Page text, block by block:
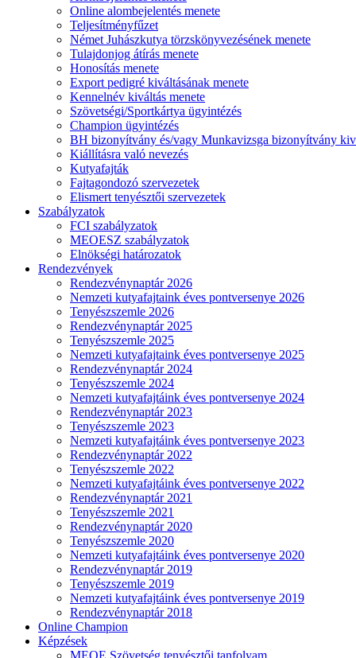
Online alombejelentés menete
Teljesítményfűzet
Német Juhászkutya törzskönyvezésének menete
Tulajdonjog átírás menete
Honosítás menete
Export pedigré kiváltásának menete
Kennelnév kiváltás menete
Szövetségi/Sportkártya ügyintézés
Champion ügyintézés
BH bizonyítvány és/vagy Munkavizsga bizonyítvány
Kiállításra való nevezés
Kutyafajták
Fajtagondozó szervezetek
Elismert tenyésztői szervezetek
Szabályzatok
FCI szabályzatok
MEOESZ szabályzatok
Elnökségi határozatok
Rendezvények
Rendezvénynaptár 2026
Nemzeti kutyafajtaink éves pontversenye 2026
Tenyészszemle 2026
Rendezvénynaptár 2025
Tenyészszemle 2025
Nemzeti kutyafajtaink éves pontversenye 2025
Rendezvénynaptár 2024
Tenyészszemle 2024
Nemzeti kutyafajtáink éves pontversenye 2024
Rendezvénynaptár 2023
Tenyészszemle 2023
Nemzeti kutyafajtáink éves pontversenye 2023
Rendezvénynaptár 2022
Tenyészszemle 2022
Nemzeti kutyafajtáink éves pontversenye 2022
Rendezvénynaptár 2021
Tenyészszemle 2021
Rendezvénynaptár 2020
Tenyészszemle 2020
Nemzeti kutyafajtáink éves pontversenye 2020
Rendezvénynaptár 2019
Tenyészszemle 2019
Nemzeti kutyafajtáink éves pontversenye 2019
Rendezvénynaptár 2018
Online Champion
Képzések
MEOE Szövetség tenyésztői tanfolyam